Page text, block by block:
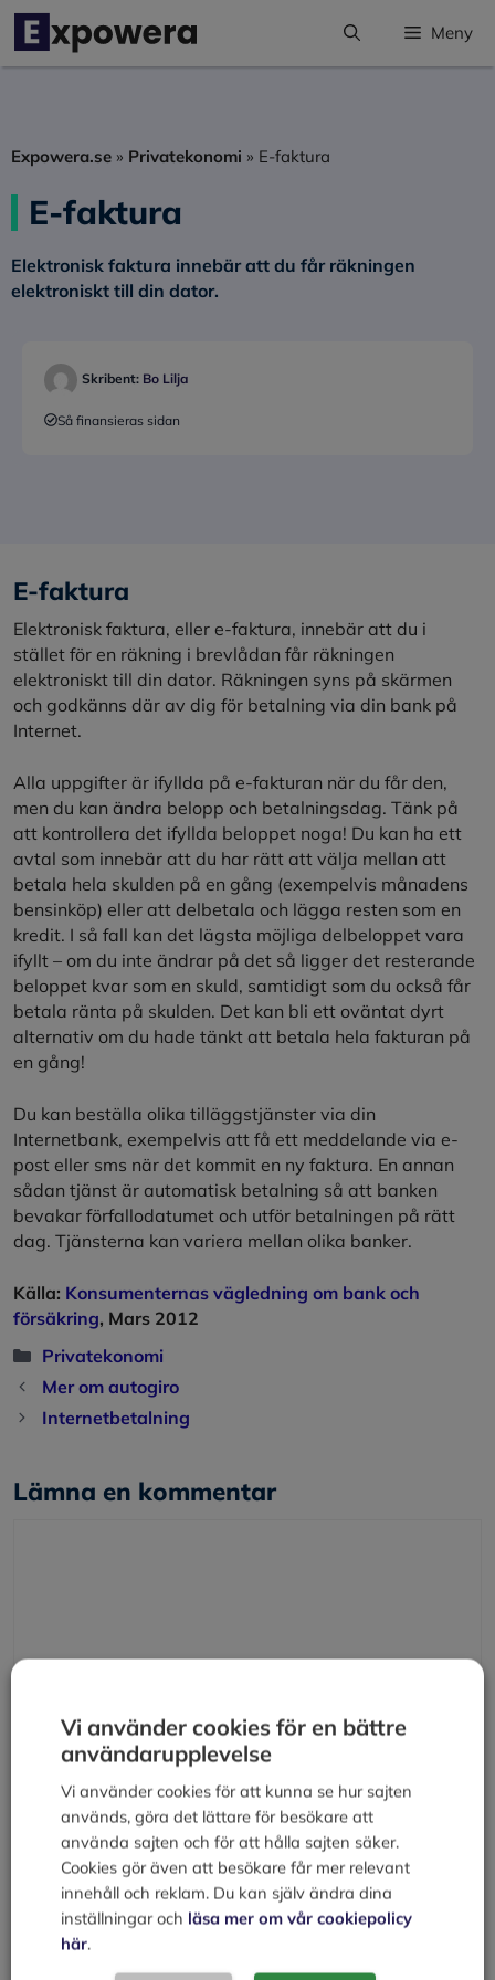
Hoppa
innehåll
Meny
Expowera.se » Privatekonomi » E-faktura
E-faktura
Elektronisk faktura innebär att du får räkningen
elektroniskt till din dator.
Skribent: Bo Lilja
Så finansieras sidan
E-faktura
Elektronisk faktura, eller e-faktura, innebär att du i
stället för en räkning i brevlådan får räkningen
elektroniskt till din dator. Räkningen syns på skärmen
och godkänns där av dig för betalning via din bank på
Internet.
Alla uppgifter är ifyllda på e-fakturan när du får den,
men du kan ändra belopp och betalningsdag. Tänk på
att kontrollera det ifyllda beloppet noga! Du kan ha ett
avtal som innebär att du har rätt att välja mellan att
betala hela skulden på en gång (exempelvis månadens
bensinköp) eller att delbetala och lägga resten som en
kredit. I så fall kan det lägsta möjliga delbeloppet vara
ifyllt – om du inte ändrar på det så ligger det resterande
beloppet kvar som en skuld, samtidigt som du också får
betala ränta på skulden. Det kan bli ett oväntat dyrt
alternativ om du hade tänkt att betala hela fakturan på
en gång!
Du kan beställa olika tilläggstjänster via din
Internetbank, exempelvis att få ett meddelande via e-
post eller sms när det kommit en ny faktura. En annan
sådan tjänst är automatisk betalning så att banken
bevakar förfallodatumet och utför betalningen på rätt
dag. Tjänsterna kan variera mellan olika banker.
Källa: Konsumenternas vägledning om bank och
försäkring, Mars 2012
Kategorier
Privatekonomi
Mer om autogiro
Internetbetalning
Lämna en kommentar
Namn
Webbplats
Spara mitt namn, min e-postadress och webbplats i
Vi använder cookies för en bättre
användarupplevelse
Vi använder cookies för att kunna se hur sajten
används, göra det lättare för besökare att
använda sajten och för att hålla sajten säker.
Cookies gör även att besökare får mer relevant
innehåll och reklam. Du kan själv ändra dina
inställningar och läsa mer om vår cookiepolicy
här.